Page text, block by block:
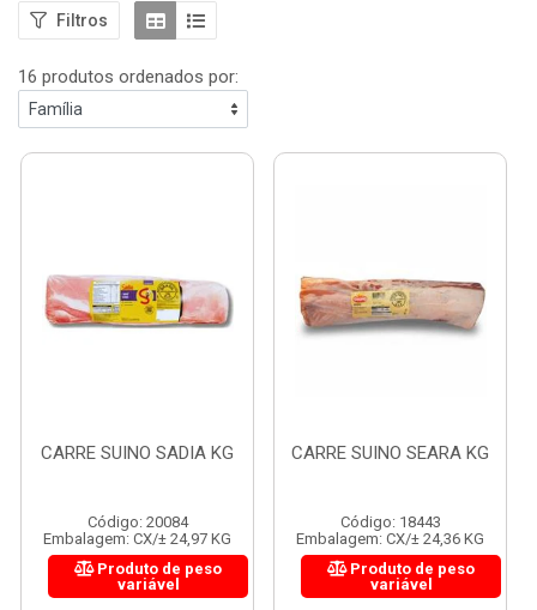
Filtros
16 produtos ordenados por:
CARRE SUINO SADIA KG
Código: 20084
Embalagem: CX/± 24,97 KG
Produto de peso
variável
CARRE SUINO SEARA KG
Código: 18443
Embalagem: CX/± 24,36 KG
Produto de peso
variável